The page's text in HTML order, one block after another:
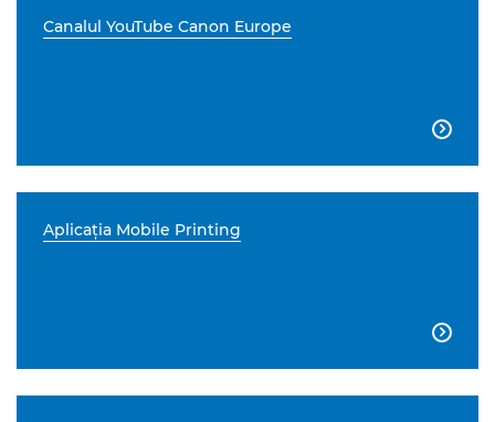
Canalul YouTube Canon Europe

Aplicaţia Mobile Printing
